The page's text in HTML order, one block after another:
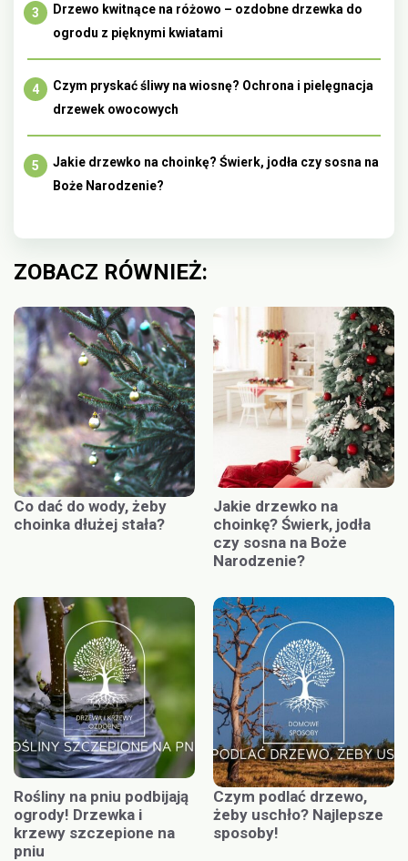
Drzewo kwitnące na różowo – ozdobne drzewka do
ogrodu z pięknymi kwiatami
Czym pryskać śliwy na wiosnę? Ochrona i pielęgnacja
drzewek owocowych
Jakie drzewko na choinkę? Świerk, jodła czy sosna na
Boże Narodzenie?
ZOBACZ RÓWNIEŻ:
Co dać do wody, żeby
choinka dłużej stała?
Jakie drzewko na
choinkę? Świerk, jodła
czy sosna na Boże
Narodzenie?
Rośliny na pniu podbijają
ogrody! Drzewka i
krzewy szczepione na
pniu
Czym podlać drzewo,
żeby uschło? Najlepsze
sposoby!